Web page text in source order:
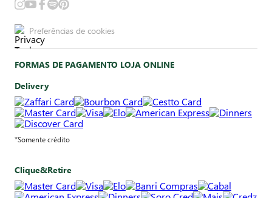
Preferências de cookies
FORMAS DE PAGAMENTO LOJA ONLINE
Delivery
*Somente crédito
Clique&Retire